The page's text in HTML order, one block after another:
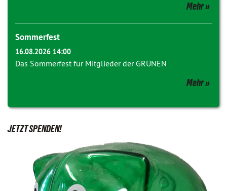
Mehr
Sommerfest
16.08.2026 14:00
Das Sommerfest für Mitglieder der GRÜNEN
Mehr
JETZT SPENDEN!